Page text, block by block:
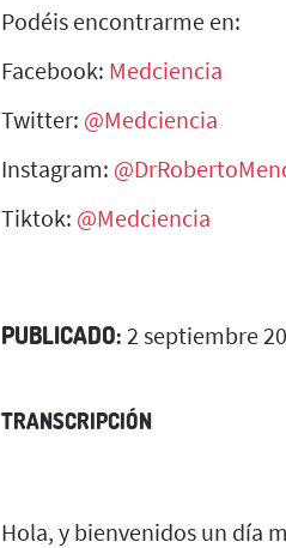
Podéis encontrarme en:
Facebook: Medciencia
Twitter: @Medciencia
Instagram:
Tiktok: @Medciencia
PUBLICADO: 2 septiembre
TRANSCRIPCIÓN
Hola, y bienvenidos un día